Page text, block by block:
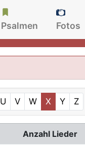
Psalmen Fotos
U V W X Y Z
Anzahl Lieder